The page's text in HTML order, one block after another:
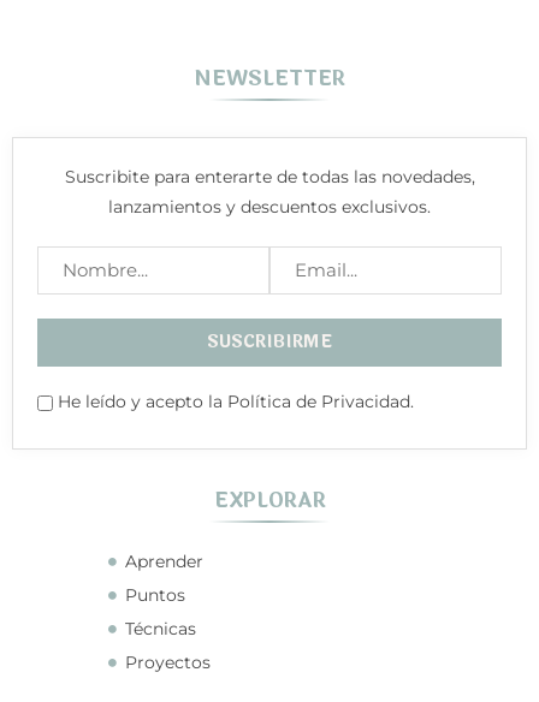
NEWSLETTER
Suscribite para enterarte de todas las novedades,
lanzamientos y descuentos exclusivos.
He leído y acepto la Política de Privacidad.
EXPLORAR
Aprender
Puntos
Técnicas
Proyectos